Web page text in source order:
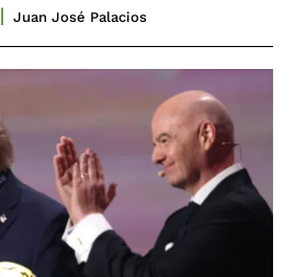
Juan José Palacios